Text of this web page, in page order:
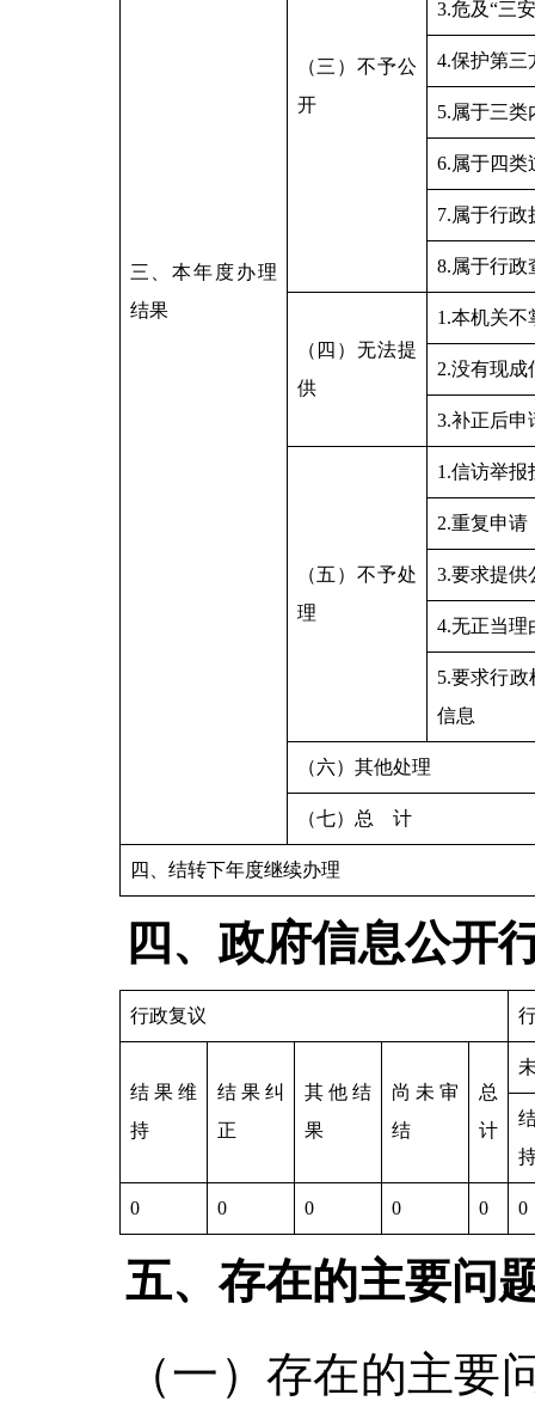
三、本年度办理
结果
（三）不予公
开
3.危及“三
4.保护第三
5.属于三类
6.属于四类
7.属于行政
8.属于行政
（四）无法提
供
1.本机关不
2.没有现成
3.补正后申
（五）不予处
理
1.信访举报
2.重复申请
3.要求提供
4.无正当理
5.要求行
信息
（六）其他处理
（七）总 计
四、结转下年度继续办理
四、政府信息公开
行政复议
结果维
持
结果纠
正
其他结
果
尚未审
结
总
计
0 0 0 0 0 0
五、存在的主要问
（一）存在的主